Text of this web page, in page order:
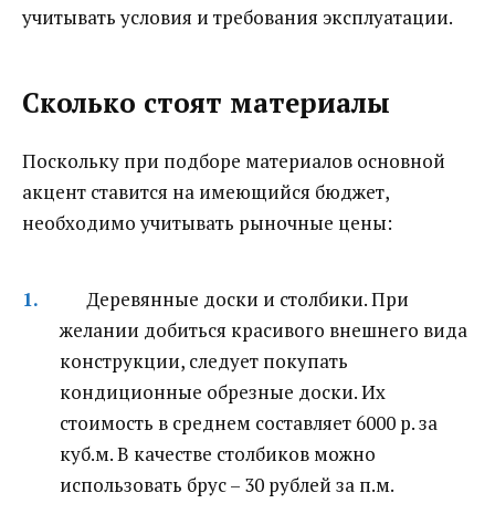
учитывать условия и требования эксплуатации.
Сколько стоят материалы
Поскольку при подборе материалов основной
акцент ставится на имеющийся бюджет,
необходимо учитывать рыночные цены:
Деревянные доски и столбики. При
желании добиться красивого внешнего вида
конструкции, следует покупать
кондиционные обрезные доски. Их
стоимость в среднем составляет 6000 р. за
куб.м. В качестве столбиков можно
использовать брус – 30 рублей за п.м.